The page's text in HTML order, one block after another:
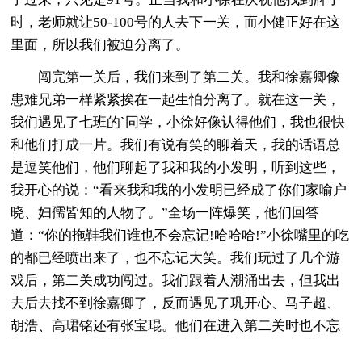
时，老师就让50-100号的人去下一关，而小健正好在这
里面，所以我们被迫分离了。
闯完第一关后，我们来到了第二关。我和徐嘉卿像
患难兄弟一样紧紧挨在一起生怕分离了。就在这一关，
我们遇见了七班的`同学，小徐好像认得他们，我也很快
和他们打成一片。我们有说有笑的聊着天，我的话语总
是逗笑他们，他们聊起了我和我的小发明，听到这些，
我开心的说：“看来我和我的小发明已经成了你们家喻户
晓、妇孺皆知的人物了。”全场一阵爆笑，他们回答
道：“你的拖鞋我们谁也不会忘记!哈哈哈!”小徐嘴里的吃
的都已经喷出来了，也不忘记大笑。我们玩过了几个游
戏后，第二关成功闯过。我们跟着人潮涌出去，但我出
去后去找不到徐嘉卿了，反而遇见了巩开心、马子超、
胡浩、高珺铭还有张宝琨。他们在进入第二关时也不忘